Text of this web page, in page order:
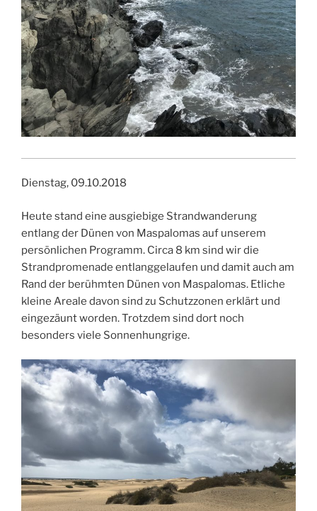
Dienstag, 09.10.2018
Heute stand eine ausgiebige Strandwanderung
entlang der Dünen von Maspalomas auf unserem
persönlichen Programm. Circa 8 km sind wir die
Strandpromenade entlanggelaufen und damit auch am
Rand der berühmten Dünen von Maspalomas. Etliche
kleine Areale davon sind zu Schutzzonen erklärt und
eingezäunt worden. Trotzdem sind dort noch
besonders viele Sonnenhungrige.